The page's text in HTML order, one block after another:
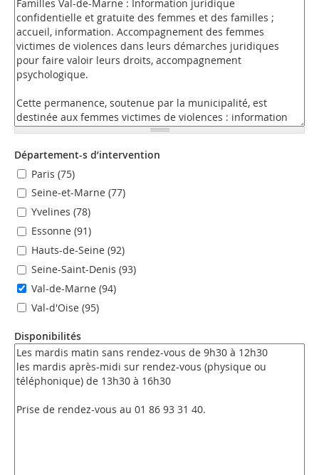
Département-s d’intervention
Paris (75)
Seine-et-Marne (77)
Yvelines (78)
Essonne (91)
Hauts-de-Seine (92)
Seine-Saint-Denis (93)
Val-de-Marne (94)
Val-d'Oise (95)
Disponibilités